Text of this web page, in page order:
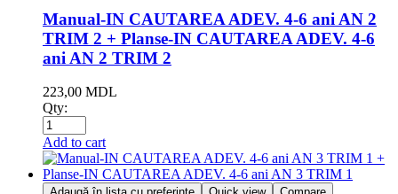
Manual-IN CAUTAREA ADEV. 4-6 ani AN 2
TRIM 2 + Planse-IN CAUTAREA ADEV. 4-6
ani AN 2 TRIM 2
223,00 MDL
Qty:
Add to cart